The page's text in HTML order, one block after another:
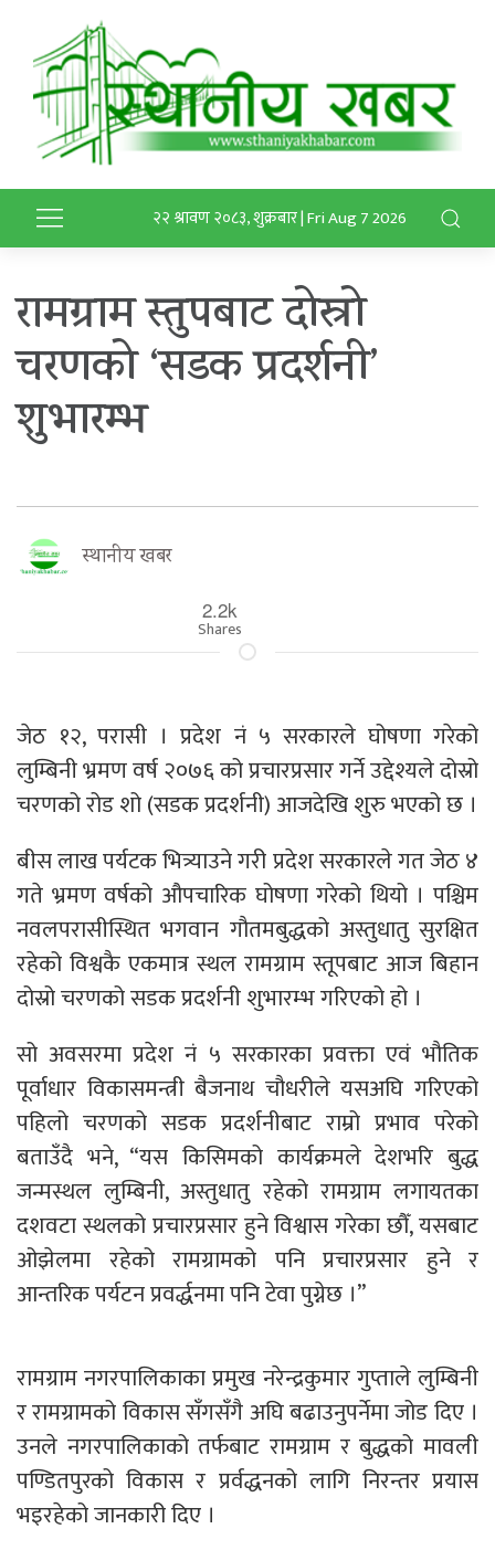
२२ श्रावण २०८३, शुक्रबार | Fri Aug 7 2026
रामग्राम स्तुपबाट दोस्रो
चरणको ‘सडक प्रदर्शनी’
शुभारम्भ
स्थानीय खबर
2.2k
Shares
जेठ १२, परासी । प्रदेश नं ५ सरकारले घोषणा गरेको
लुम्बिनी भ्रमण वर्ष २०७६ को प्रचारप्रसार गर्ने उद्देश्यले दोस्रो
चरणको रोड शो (सडक प्रदर्शनी) आजदेखि शुरु भएको छ ।
बीस लाख पर्यटक भित्र्याउने गरी प्रदेश सरकारले गत जेठ ४
गते भ्रमण वर्षको औपचारिक घोषणा गरेको थियो । पश्चिम
नवलपरासीस्थित भगवान गौतमबुद्धको अस्तुधातु सुरक्षित
रहेको विश्वकै एकमात्र स्थल रामग्राम स्तूपबाट आज बिहान
दोस्रो चरणको सडक प्रदर्शनी शुभारम्भ गरिएको हो ।
सो अवसरमा प्रदेश नं ५ सरकारका प्रवक्ता एवं भौतिक
पूर्वाधार विकासमन्त्री बैजनाथ चौधरीले यसअघि गरिएको
पहिलो चरणको सडक प्रदर्शनीबाट राम्रो प्रभाव परेको
बताउँदै भने, “यस किसिमको कार्यक्रमले देशभरि बुद्ध
जन्मस्थल लुम्बिनी, अस्तुधातु रहेको रामग्राम लगायतका
दशवटा स्थलको प्रचारप्रसार हुने विश्वास गरेका छौँ, यसबाट
ओझेलमा रहेको रामग्रामको पनि प्रचारप्रसार हुने र
आन्तरिक पर्यटन प्रवर्द्धनमा पनि टेवा पुग्नेछ ।”
रामग्राम नगरपालिकाका प्रमुख नरेन्द्रकुमार गुप्ताले लुम्बिनी
र रामग्रामको विकास सँगसँगै अघि बढाउनुपर्नेमा जोड दिए ।
उनले नगरपालिकाको तर्फबाट रामग्राम र बुद्धको मावली
पण्डितपुरको विकास र प्रर्वद्धनको लागि निरन्तर प्रयास
भइरहेको जानकारी दिए ।